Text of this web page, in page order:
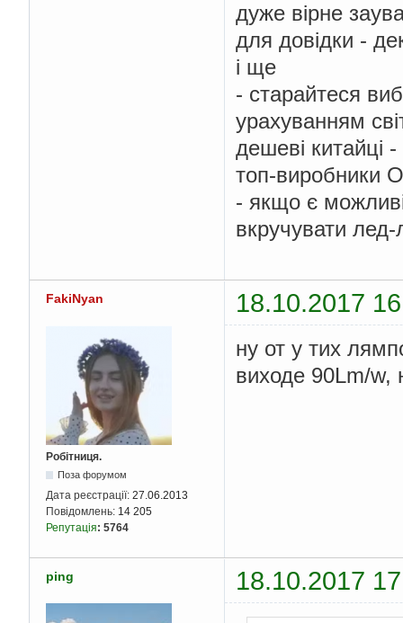
дуже вірне
для довідки -
і ще
- старайтеся
урахуванням
дешеві китайці
топ-виробники
- якщо є
вкручувати
FakiNyan 18.10.2017
Робітниця.
Поза форумом
Дата реєстрації: 27.06.2013
Повідомлень: 14 205
Репутація: 5764
ну от у тих
виходе 90Lm/w,
ping 18.10.2017